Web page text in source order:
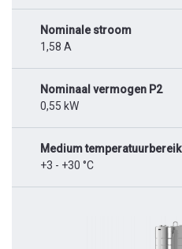
Nominale stroom
1,58 A
Nominaal vermogen P2
0,55 kW
Medium temperatuurbereik
+3 - +30 °C